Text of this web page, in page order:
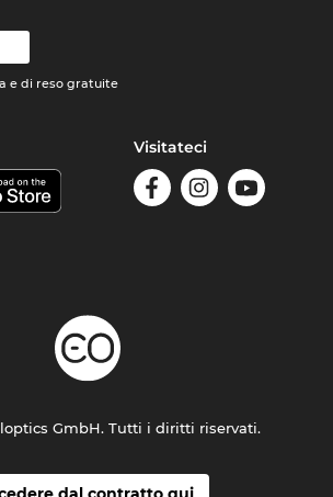
e di reso gratuite
Visitateci
GmbH. Tutti i diritti riservati.